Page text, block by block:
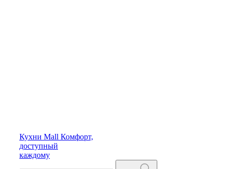
Кухни Mall Комфорт,
доступный
каждому